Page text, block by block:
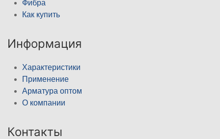
Фибра
Как купить
Информация
Характеристики
Применение
Арматура оптом
О компании
Контакты